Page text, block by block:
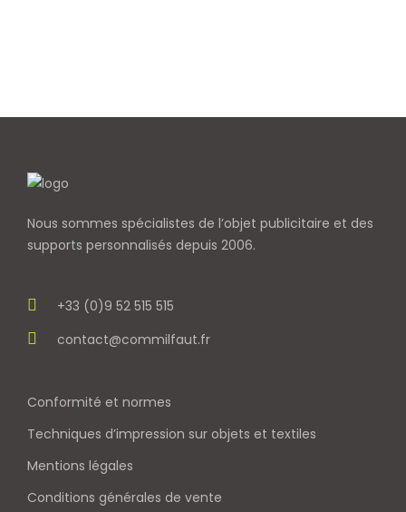
Nous sommes spécialistes de l’objet publicitaire et des
supports personnalisés depuis 2006.
+33 (0)9 52 515 515
contact@commilfaut.fr
Conformité et normes
Techniques d’impression sur objets et textiles
Mentions légales
Conditions générales de vente